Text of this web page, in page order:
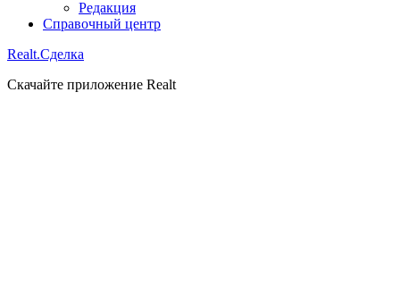
Редакция
Справочный центр
Realt.Сделка
Скачайте приложение Realt